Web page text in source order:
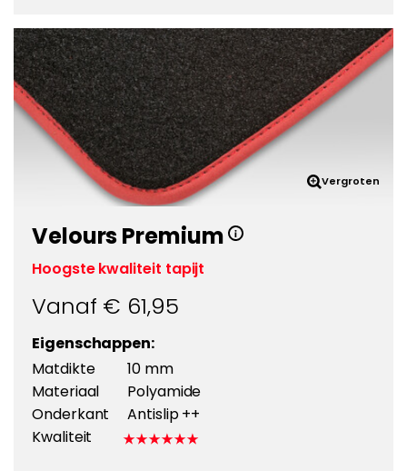
Vergroten
Velours Premium
Hoogste kwaliteit tapijt
Vanaf € 61,95
Eigenschappen:
Matdikte
10 mm
Materiaal
Polyamide
Onderkant
Antislip ++
Kwaliteit